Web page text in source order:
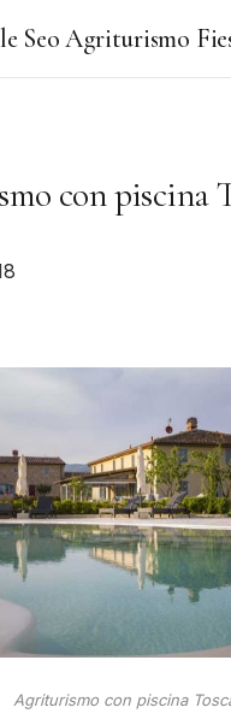
Seo Agriturismo
con piscina
Agriturismo con piscina